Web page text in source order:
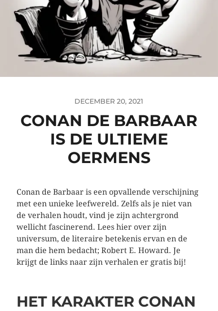
DECEMBER 20, 2021
CONAN DE BARBAAR
IS DE ULTIEME
OERMENS
Conan de Barbaar is een opvallende verschijning
met een unieke leefwereld. Zelfs als je niet van
de verhalen houdt, vind je zijn achtergrond
wellicht fascinerend. Lees hier over zijn
universum, de literaire betekenis ervan en de
man die hem bedacht; Robert E. Howard. Je
krijgt de links naar zijn verhalen er gratis bij!
HET KARAKTER CONAN